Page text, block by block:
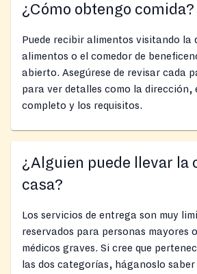
¿Cómo obtengo comida?
Puede recibir alimentos visitando la
alimentos o el comedor de
abierto. Asegúrese de revisar cada
para ver detalles como la dirección,
completo y los requisitos.
¿Alguien puede llevar la
casa?
Los servicios de entrega son muy
reservados para personas mayores
médicos graves. Si cree que
las dos categorías, háganoslo saber